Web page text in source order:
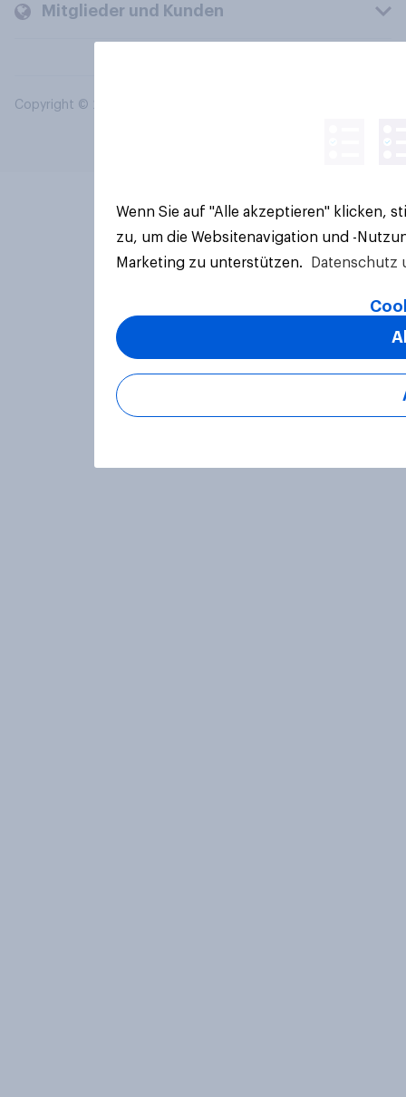
Mitglieder und Kunden
Copyright © 2026 YouGov PLC. Alle Rechte vorbehalten.
Wenn Sie auf "Alle akzeptieren" klicken,
zu, um die Websitenavigation und -
Marketing zu unterstützen.
Datenschutz